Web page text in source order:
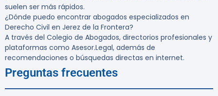
suelen ser más rápidos.
¿Dónde puedo encontrar abogados especializados en
Derecho Civil en Jerez de la Frontera?
A través del Colegio de Abogados, directorios profesionales y
plataformas como Asesor.Legal, además de
recomendaciones o búsquedas directas en internet.
Preguntas frecuentes